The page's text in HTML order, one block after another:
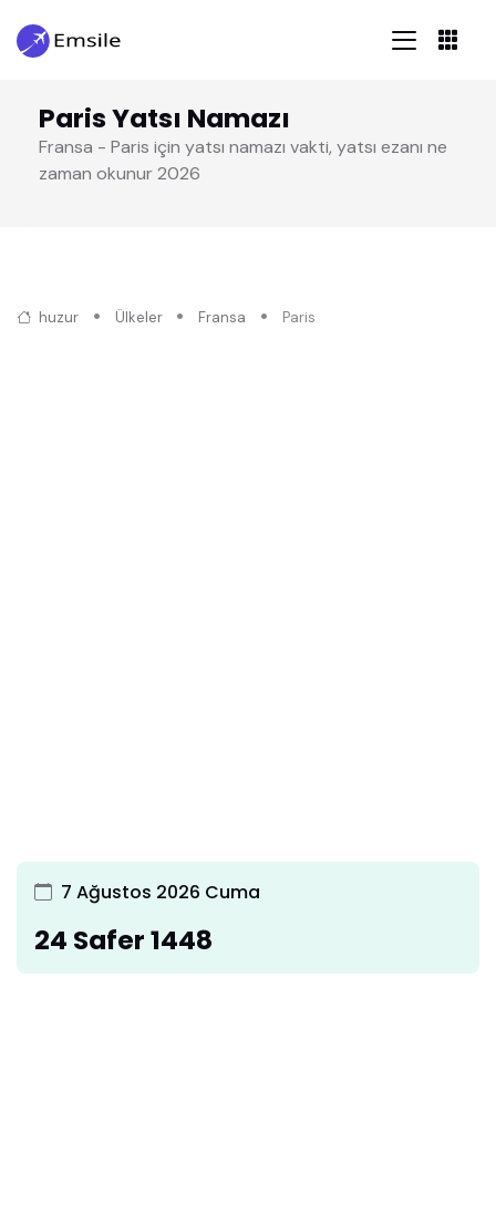
Paris Yatsı Namazı
Fransa - Paris için yatsı namazı vakti, yatsı ezanı ne
zaman okunur 2026
huzur Ülkeler Fransa Paris
7 Ağustos 2026 Cuma
24 Safer 1448